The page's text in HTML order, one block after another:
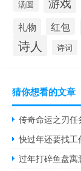
汤圆
礼物 红包
诗人 诗词
猜你想看的文章
传奇命运之刃任
快过年还要找工
过年打碎鱼盘寓